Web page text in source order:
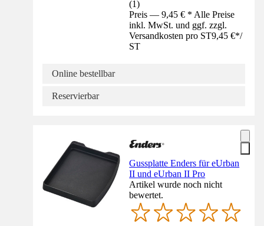
(1)
Preis — 9,45 € * Alle Preise
inkl. MwSt. und ggf. zzgl.
Versandkosten pro ST9,45 €*/
ST
Online bestellbar
Reservierbar
Gussplatte Enders für eUrban
II und eUrban II Pro
Artikel wurde noch nicht
bewertet.